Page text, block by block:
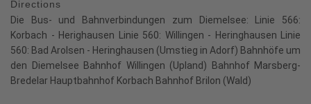
Directions
Die Bus- und Bahnverbindungen zum Diemelsee: Linie 566:
Korbach - Herighausen Linie 560: Willingen - Heringhausen Linie
560: Bad Arolsen - Heringhausen (Umstieg in Adorf) Bahnhöfe um
den Diemelsee Bahnhof Willingen (Upland) Bahnhof Marsberg-
Bredelar Hauptbahnhof Korbach Bahnhof Brilon (Wald)